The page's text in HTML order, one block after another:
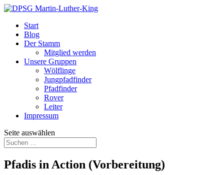
Start
Blog
Der Stamm
Mitglied werden
Unsere Gruppen
Wölflinge
Jungpfadfinder
Pfadfinder
Rover
Leiter
Impressum
Seite auswählen
Pfadis in Action (Vorbereitung)